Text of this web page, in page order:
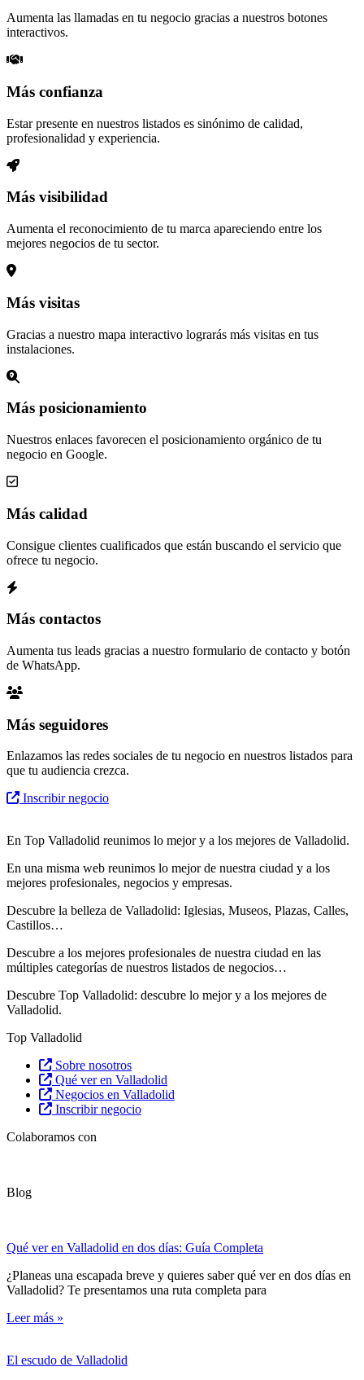
Aumenta las llamadas en tu negocio gracias a nuestros botones
interactivos.
Más confianza
Estar presente en nuestros listados es sinónimo de calidad,
profesionalidad y experiencia.
Más visibilidad
Aumenta el reconocimiento de tu marca apareciendo entre los
mejores negocios de tu sector.
Más visitas
Gracias a nuestro mapa interactivo lograrás más visitas en tus
instalaciones.
Más posicionamiento
Nuestros enlaces favorecen el posicionamiento orgánico de tu
negocio en Google.
Más calidad
Consigue clientes cualificados que están buscando el servicio que
ofrece tu negocio.
Más contactos
Aumenta tus leads gracias a nuestro formulario de contacto y botón
de WhatsApp.
Más seguidores
Enlazamos las redes sociales de tu negocio en nuestros listados para
que tu audiencia crezca.
Inscribir negocio
En Top Valladolid reunimos lo mejor y a los mejores de Valladolid.
En una misma web reunimos lo mejor de nuestra ciudad y a los
mejores profesionales, negocios y empresas.
Descubre la belleza de Valladolid: Iglesias, Museos, Plazas, Calles,
Castillos…
Descubre a los mejores profesionales de nuestra ciudad en las
múltiples categorías de nuestros listados de negocios…
Descubre Top Valladolid: descubre lo mejor y a los mejores de
Valladolid.
Top Valladolid
Sobre nosotros
Qué ver en Valladolid
Negocios en Valladolid
Inscribir negocio
Colaboramos con
Blog
Qué ver en Valladolid en dos días: Guía Completa
¿Planeas una escapada breve y quieres saber qué ver en dos días en
Valladolid? Te presentamos una ruta completa para
Leer más »
El escudo de Valladolid